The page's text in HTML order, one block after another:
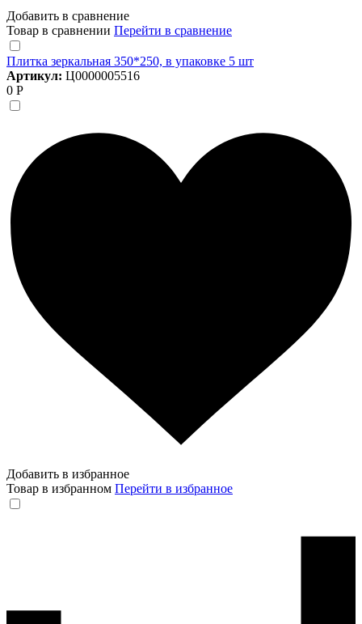
Добавить в сравнение
Товар в сравнении Перейти в сравнение
Плитка зеркальная 350*250, в упаковке 5 шт
Артикул: Ц0000005516
0 Р
Добавить в избранное
Товар в избранном Перейти в избранное